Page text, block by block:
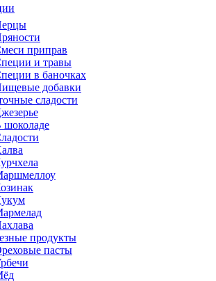
приправ
и травы
в баночках
добавки
сладости
шоколаде
продукты
пасты